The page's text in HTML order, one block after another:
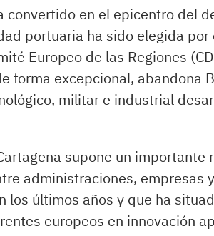
convertido en el epicentro del
portuaria ha sido elegida
Europeo de las Regiones
forma excepcional, abandona
militar e industrial
supone un importante
administraciones, empresas
los últimos años y que ha
europeos en innovación